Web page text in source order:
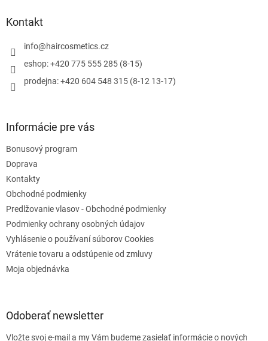
Kontakt
info@haircosmetics.cz
eshop: +420 775 555 285 (8-15)
prodejna: +420 604 548 315 (8-12 13-17)
Informácie pre vás
Bonusový program
Doprava
Kontakty
Obchodné podmienky
Predlžovanie vlasov - Obchodné podmienky
Podmienky ochrany osobných údajov
Vyhlásenie o používaní súborov Cookies
Vrátenie tovaru a odstúpenie od zmluvy
Moja objednávka
Odoberať newsletter
Vložte svoj e-mail a my Vám budeme zasielať informácie o nových